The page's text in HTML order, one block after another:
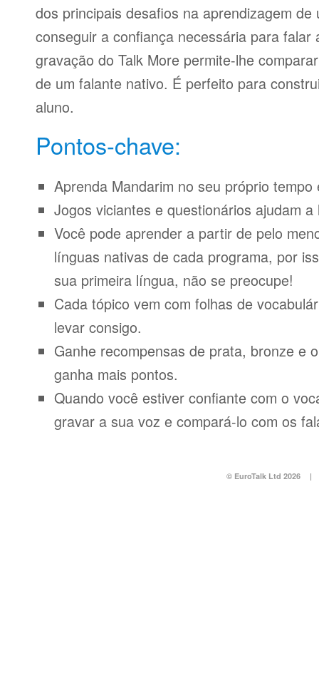
dos principais desafios na aprendizagem
conseguir a confiança necessária para
gravação do Talk More permite-lhe
de um falante nativo. É perfeito para
aluno.
Pontos-chave:
Aprenda Mandarim no seu próprio
Jogos viciantes e questionários ajudam
Você pode aprender a partir de pelo
línguas nativas de cada programa, por
sua primeira língua, não se preocupe!
Cada tópico vem com folhas de
levar consigo.
Ganhe recompensas de prata, bronze e
ganha mais pontos.
Quando você estiver confiante com o
gravar a sua voz e compará-lo com os
© EuroTalk Ltd 2026 |